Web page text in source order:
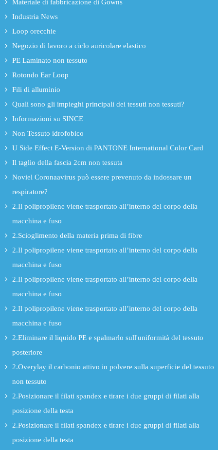
Materiale di fabbricazione di Gowns
Industria News
Loop orecchie
Negozio di lavoro a ciclo auricolare elastico
PE Laminato non tessuto
Rotondo Ear Loop
Fili di alluminio
Quali sono gli impieghi principali dei tessuti non tessuti?
Informazioni su SINCE
Non Tessuto idrofobico
U Side Effect E-Version di PANTONE International Color Card
Il taglio della fascia 2cm non tessuta
Noviel Coronaavirus può essere prevenuto da indossare un
respiratore?
2.Il polipropilene viene trasportato all’interno del corpo della
macchina e fuso
2.Scioglimento della materia prima di fibre
2.Il polipropilene viene trasportato all’interno del corpo della
macchina e fuso
2.Il polipropilene viene trasportato all’interno del corpo della
macchina e fuso
2.Il polipropilene viene trasportato all’interno del corpo della
macchina e fuso
2.Eliminare il liquido PE e spalmarlo sull'uniformità del tessuto
posteriore
2.Overylay il carbonio attivo in polvere sulla superficie del tessuto
non tessuto
2.Posizionare il filati spandex e tirare i due gruppi di filati alla
posizione della testa
2.Posizionare il filati spandex e tirare i due gruppi di filati alla
posizione della testa